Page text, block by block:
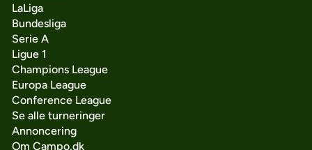
LaLiga
Bundesliga
Serie A
Ligue 1
Champions League
Europa League
Conference League
Se alle turneringer
Annoncering
Om Campo.dk